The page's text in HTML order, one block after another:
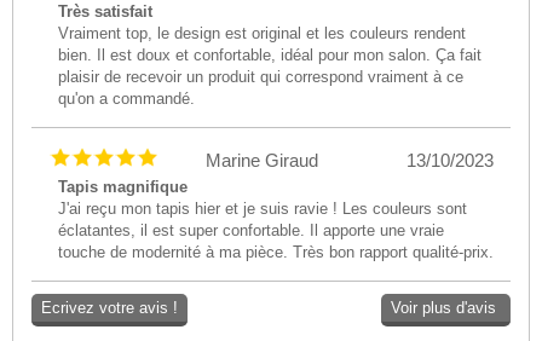
Très satisfait
Vraiment top, le design est original et les couleurs rendent
bien. Il est doux et confortable, idéal pour mon salon. Ça fait
plaisir de recevoir un produit qui correspond vraiment à ce
qu'on a commandé.
13/10/2023
Marine Giraud
Tapis magnifique
J'ai reçu mon tapis hier et je suis ravie ! Les couleurs sont
éclatantes, il est super confortable. Il apporte une vraie
touche de modernité à ma pièce. Très bon rapport qualité-prix.
Ecrivez votre avis ! Voir plus d'avis